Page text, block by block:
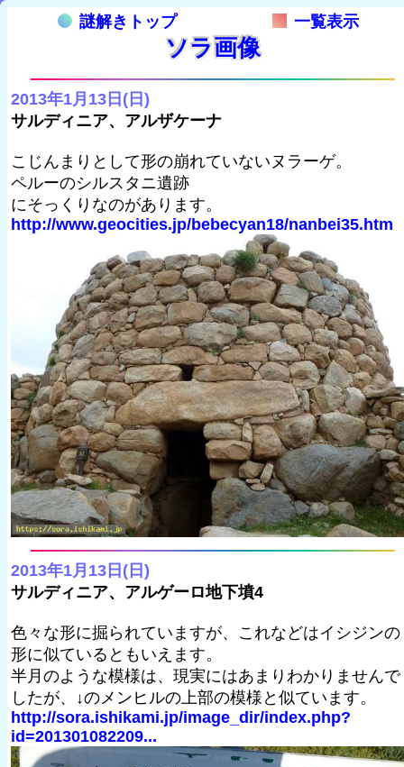
謎解きトップ 一覧表示
ソラ画像
2013年1月13日(日)
サルディニア、アルザケーナ
こじんまりとして形の崩れていないヌラーゲ。
ペルーのシルスタニ遺跡
にそっくりなのがあります。
http://www.geocities.jp/bebecyan18/nanbei35.htm
2013年1月13日(日)
サルディニア、アルゲーロ地下墳4
色々な形に掘られていますが、これなどはイシジンの
形に似ているともいえます。
半月のような模様は、現実にはあまりわかりませんで
したが、↓のメンヒルの上部の模様と似ています。
http://sora.ishikami.jp/image_dir/index.php?
id=201301082209...